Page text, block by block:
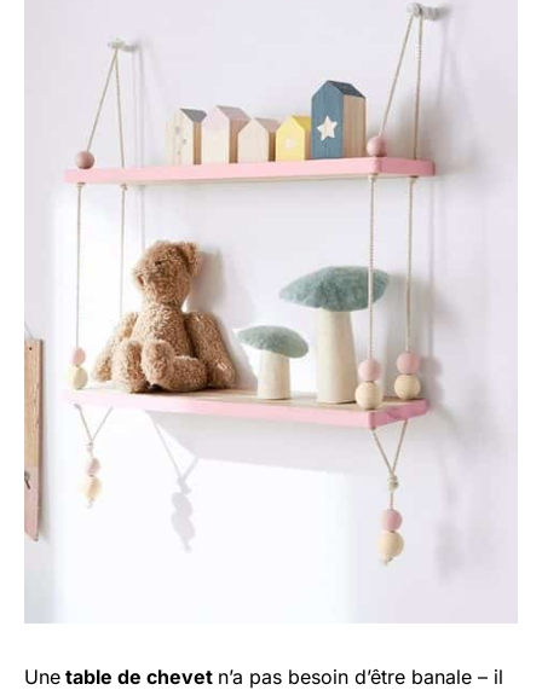
Une table de chevet n’a pas besoin d’être banale – il